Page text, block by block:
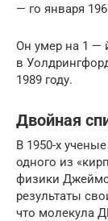
— го января
Он умер на 1 —
в
1989 году.
Двойная
В 1950-х
одного из
физики
результаты
что молекула